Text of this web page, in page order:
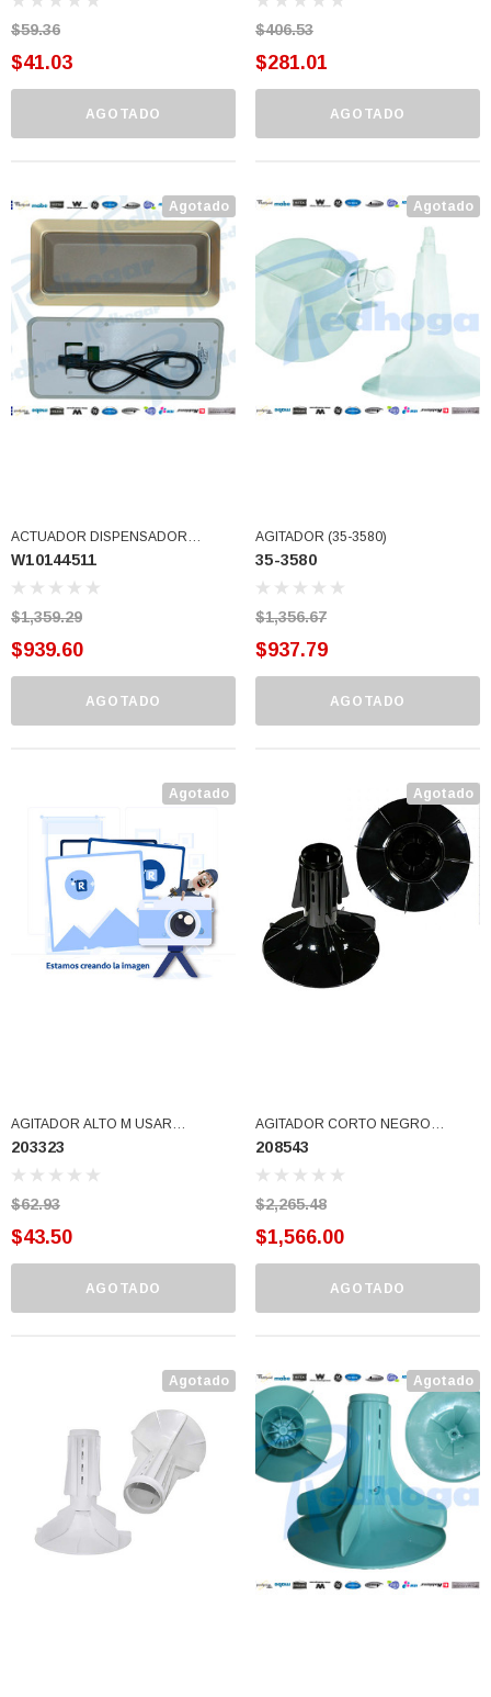
$59.36
$41.03
AGOTADO
$406.53
$281.01
AGOTADO
Agotado
ACTUADOR DISPENSADOR
DESCONTINUADO USAR
W10176456 (W10144511)
W10144511
$1,359.29
$939.60
AGOTADO
Agotado
AGITADOR (35-3580)
35-3580
$1,356.67
$937.79
AGOTADO
Agotado
AGITADOR ALTO M USAR
22004085 (203323)
203323
$62.93
$43.50
AGOTADO
Agotado
AGITADOR CORTO NEGRO
WP208543 (208543)
208543
$2,265.48
$1,566.00
AGOTADO
Agotado Agotado